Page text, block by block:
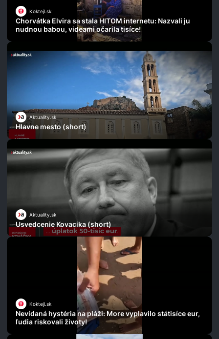
Koktejl.sk
Chorvátka Elvira sa stala HITOM internetu: Nazvali ju
nudnou babou, videami očarila tisíce!
Aktuality.sk
Hlavne mesto (short)
Aktuality.sk
Usvedcenie Kovacika (short)
Koktejl.sk
Nevídaná hystéria na pláži: More vyplavilo státisíce eur,
ľudia riskovali životy!